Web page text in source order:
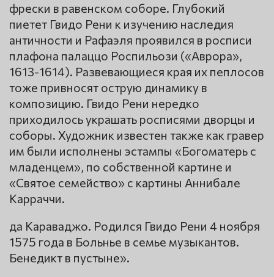
фрески в равенском соборе. Глубокий
пиетет Гвидо Рени к изучению наследия
античности и Рафаэля проявился в росписи
плафона палаццо Роспильози («Аврора»,
1613-1614). Развевающиеся края их пеплосов
тоже привносят острую динамику в
композицию. Гвидо Рени нередко
приходилось украшать росписями дворцы и
соборы. Художник известен также как гравер
им были исполнены эстампы «Богоматерь с
младенцем», по собственной картине и
«Святое семейство» с картины Аннибале
Карраччи.
да Караваджо. Родился Гвидо Рени 4 ноября
1575 года в Больнье в семье музыкантов.
Бенедикт в пустыне».